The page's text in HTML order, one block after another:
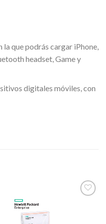
que podrás cargar iPhone,
headset, Game y
digitales móviles, con